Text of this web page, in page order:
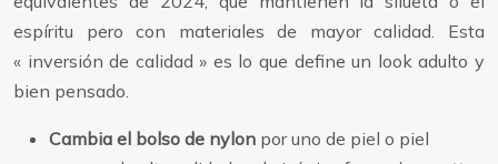
espíritu pero con materiales de mayor calidad. Esta
« inversión de calidad » es lo que define un look adulto y
bien pensado.
Cambia el bolso de nylon por uno de piel o piel